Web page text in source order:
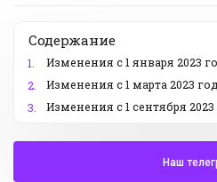
Содержание
1.
Изменения с 1 января 2023
2.
Изменения с 1 марта 2023
3.
Изменения с 1 сентября
Наш